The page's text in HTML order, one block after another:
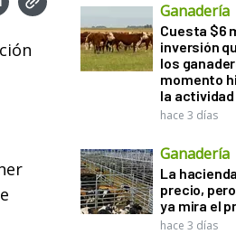
Ganadería
Cuesta $6
inversión
los
momento
la actividad
hace 3 días
Ganadería
La
precio,
ya mira el
hace 3 días